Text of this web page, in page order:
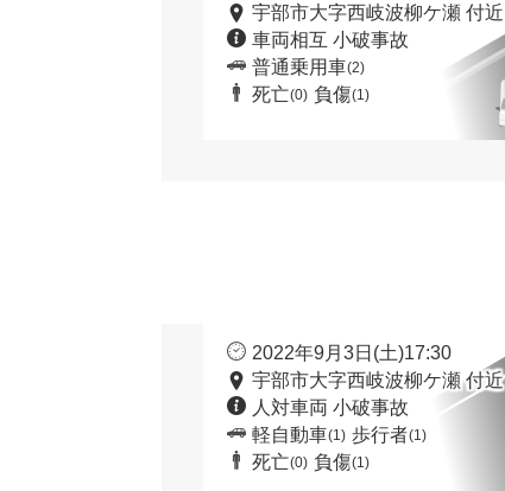
宇部市大字西岐波柳ケ瀬 付近
車両相互 小破事故
普通乗用車(2)
死亡(0) 負傷(1)
2022年9月3日(土)17:30
宇部市大字西岐波柳ケ瀬 付近
人対車両 小破事故
軽自動車(1) 歩行者(1)
死亡(0) 負傷(1)